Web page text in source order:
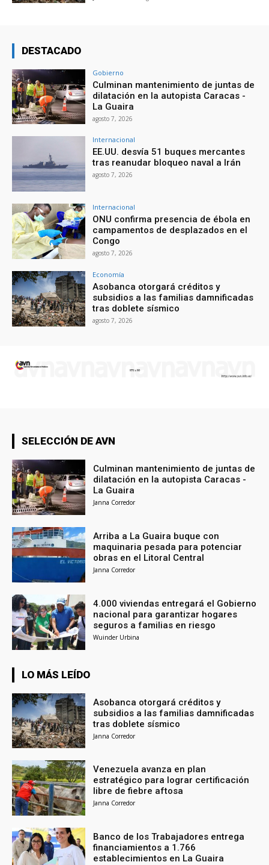
DESTACADO
Gobierno
Culminan mantenimiento de juntas de
dilatación en la autopista Caracas -
La Guaira
agosto 7, 2026
Internacional
EE.UU. desvía 51 buques mercantes
tras reanudar bloqueo naval a Irán
agosto 7, 2026
Internacional
ONU confirma presencia de ébola en
campamentos de desplazados en el
Congo
agosto 7, 2026
Economía
Asobanca otorgará créditos y
subsidios a las familias damnificadas
tras doblete sísmico
agosto 7, 2026
SELECCIÓN DE AVN
Culminan mantenimiento de juntas de
dilatación en la autopista Caracas -
La Guaira
Janna Corredor
Arriba a La Guaira buque con
maquinaria pesada para potenciar
obras en el Litoral Central
Janna Corredor
4.000 viviendas entregará el Gobierno
nacional para garantizar hogares
seguros a familias en riesgo
Wuinder Urbina
LO MÁS LEÍDO
Asobanca otorgará créditos y
subsidios a las familias damnificadas
tras doblete sísmico
Janna Corredor
Venezuela avanza en plan
estratégico para lograr certificación
libre de fiebre aftosa
Janna Corredor
Banco de los Trabajadores entrega
financiamientos a 1.766
establecimientos en La Guaira